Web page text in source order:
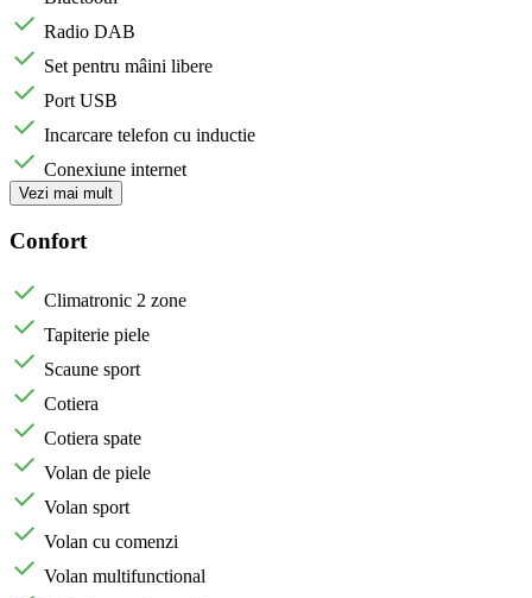
Radio DAB
Set pentru mâini libere
Port USB
Incarcare telefon cu inductie
Conexiune internet
Vezi mai mult
Confort
Climatronic 2 zone
Tapiterie piele
Scaune sport
Cotiera
Cotiera spate
Volan de piele
Volan sport
Volan cu comenzi
Volan multifunctional